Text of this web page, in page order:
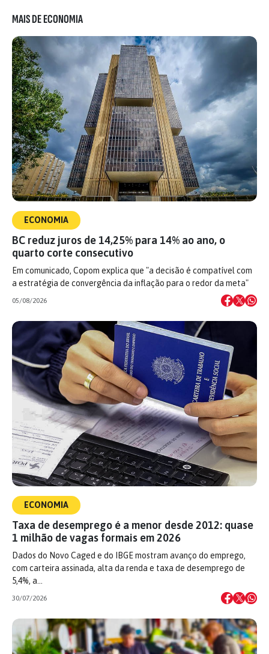
MAIS DE ECONOMIA
ECONOMIA
BC reduz juros de 14,25% para 14% ao ano, o
quarto corte consecutivo
Em comunicado, Copom explica que "a decisão é compatível com
a estratégia de convergência da inflação para o redor da meta"
05/08/2026
ECONOMIA
Taxa de desemprego é a menor desde 2012: quase
1 milhão de vagas formais em 2026
Dados do Novo Caged e do IBGE mostram avanço do emprego,
com carteira assinada, alta da renda e taxa de desemprego de
5,4%, a…
30/07/2026